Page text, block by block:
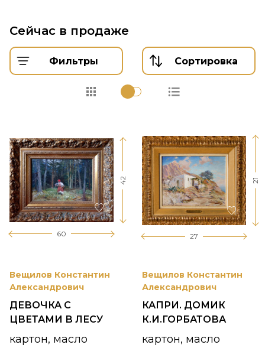
Сейчас в продаже
Фильтры Сортировка
60
42
Вещилов Константин
Александрович
ДЕВОЧКА С
ЦВЕТАМИ В ЛЕСУ
картон, масло
27
21
Вещилов Константин
Александрович
КАПРИ. ДОМИК
К.И.ГОРБАТОВА
картон, масло